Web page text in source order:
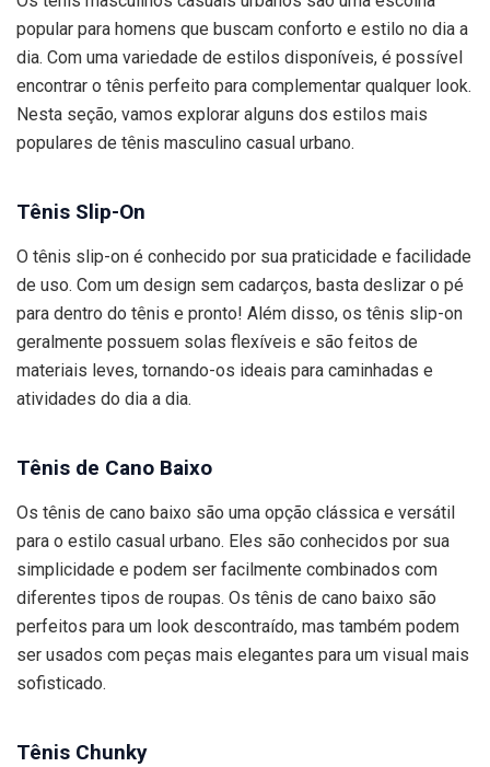
popular para homens que buscam conforto e estilo no dia a
dia. Com uma variedade de estilos disponíveis, é possível
encontrar o tênis perfeito para complementar qualquer look.
Nesta seção, vamos explorar alguns dos estilos mais
populares de tênis masculino casual urbano.
Tênis Slip-On
O tênis slip-on é conhecido por sua praticidade e facilidade
de uso. Com um design sem cadarços, basta deslizar o pé
para dentro do tênis e pronto! Além disso, os tênis slip-on
geralmente possuem solas flexíveis e são feitos de
materiais leves, tornando-os ideais para caminhadas e
atividades do dia a dia.
Tênis de Cano Baixo
Os tênis de cano baixo são uma opção clássica e versátil
para o estilo casual urbano. Eles são conhecidos por sua
simplicidade e podem ser facilmente combinados com
diferentes tipos de roupas. Os tênis de cano baixo são
perfeitos para um look descontraído, mas também podem
ser usados ​​com peças mais elegantes para um visual mais
sofisticado.
Tênis Chunky